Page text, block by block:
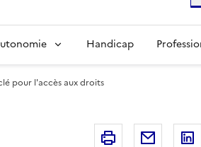
Handicap
pour l'accès aux droits
Imprimer Courriel